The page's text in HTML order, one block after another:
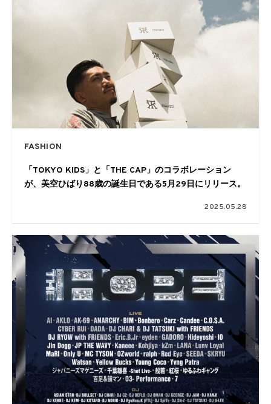
FASHION
「TOKYO KIDS」と「THE CAP」のコラボレーション
が、美空ひばり88歳の誕生日である5月29日にリリース。
2025.05.28